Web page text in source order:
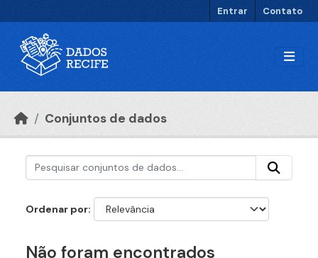
Entrar Contato
Conjuntos de dados
Ordenar por
Não foram encontrados